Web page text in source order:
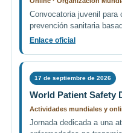
Convocatoria juvenil para
prevención sanitaria
Enlace oficial
17 de septiembre de 2026
World Patient Safety
Actividades mundiales y
Jornada dedicada a una